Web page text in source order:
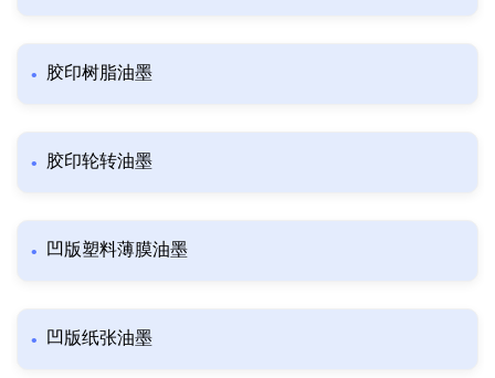
胶印树脂油墨
胶印轮转油墨
凹版塑料薄膜油墨
凹版纸张油墨